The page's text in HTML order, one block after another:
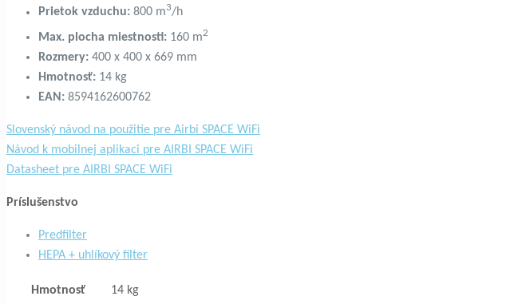
Prietok vzduchu: 800 m3/h
Max. plocha miestnosti: 160 m2
Rozmery: 400 x 400 x 669 mm
Hmotnosť: 14 kg
EAN: 8594162600762
Slovenský návod na použitie pre Airbi SPACE WiFi
Návod k mobilnej aplikaci pre AIRBI SPACE WiFi
Datasheet pre AIRBI SPACE WiFi
Príslušenstvo
Predfilter
HEPA + uhlíkový filter
Hmotnosť
14 kg